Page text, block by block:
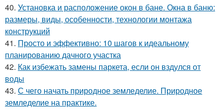
40. Установка и расположение окон в бане. Окна в баню:
размеры, виды, особенности, технологии монтажа
конструкций
41. Просто и эффективно: 10 шагов к идеальному
планированию дачного участка
42. Как избежать замены паркета, если он вздулся от
воды
43. С чего начать природное земледелие. Природное
земледелие на практике.